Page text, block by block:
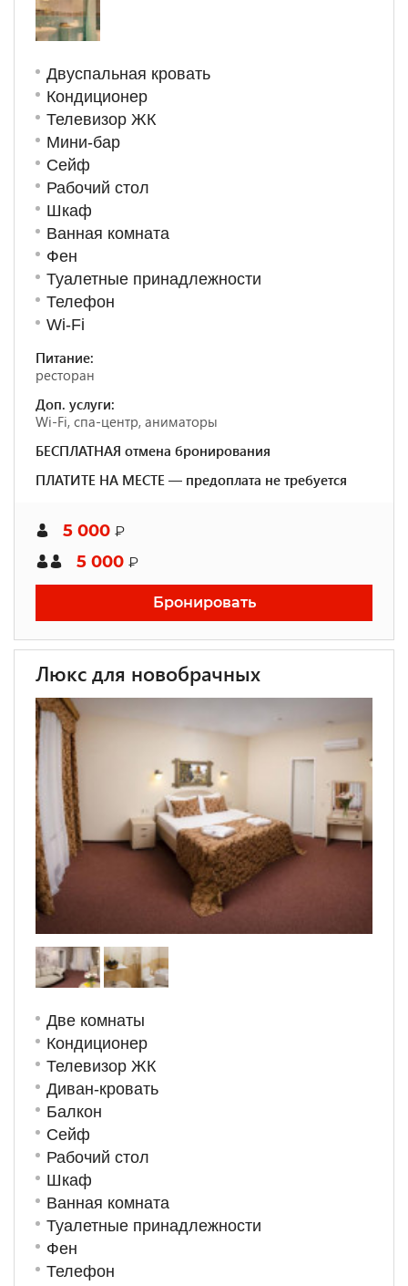
Двуспальная кровать
Кондиционер
Телевизор ЖК
Мини-бар
Сейф
Рабочий стол
Шкаф
Ванная комната
Фен
Туалетные принадлежности
Телефон
Wi-Fi
Питание:
ресторан
Доп. услуги:
Wi-Fi, спа-центр, аниматоры
БЕСПЛАТНАЯ отмена бронирования
ПЛАТИТЕ НА МЕСТЕ — предоплата не требуется
5 000 ₽
5 000 ₽
Бронировать
Люкс для новобрачных
Две комнаты
Кондиционер
Телевизор ЖК
Диван-кровать
Балкон
Сейф
Рабочий стол
Шкаф
Ванная комната
Туалетные принадлежности
Фен
Телефон